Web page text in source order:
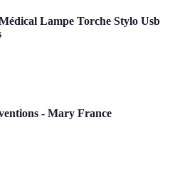
Lampe Torche Stylo Usb
- Mary France